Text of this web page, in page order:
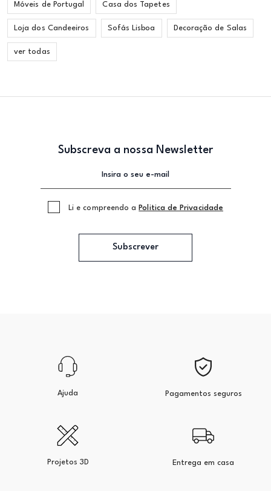
Móveis de Portugal Casa dos Tapetes
Loja dos Candeeiros Sofás Lisboa Decoração de Salas
ver todas
Subscreva a nossa Newsletter
Li e compreendo a Politica de Privacidade
Subscrever
Ajuda Pagamentos seguros
Projetos 3D Entrega em casa